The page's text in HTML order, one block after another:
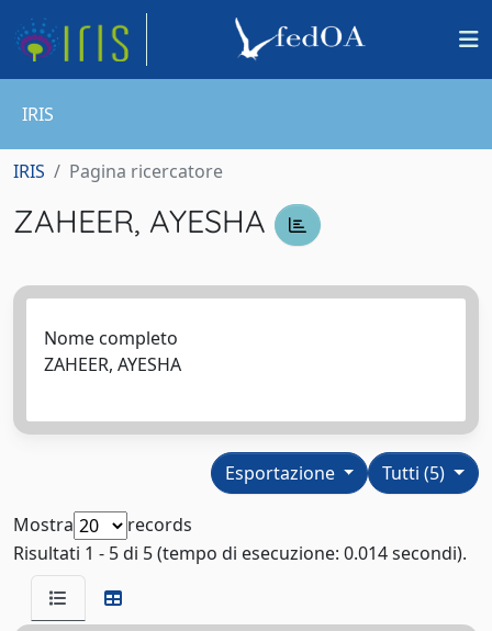
IRIS
IRIS Pagina ricercatore
ZAHEER, AYESHA
Nome completo
ZAHEER, AYESHA
Tutti (5)
Esportazione
Mostra
records
Risultati 1 - 5 di 5 (tempo di esecuzione: 0.014 secondi).